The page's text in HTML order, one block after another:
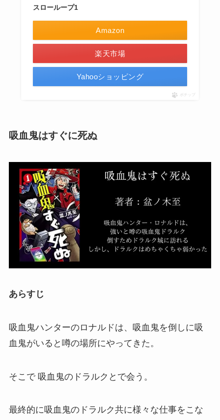
スローループ1
Amazon
楽天市場
Yahooショッピング
ポチップ
吸血鬼はすぐに死ぬ
あらすじ
吸血鬼ハンターのロナルドは、吸血鬼を倒しに吸
血鬼がいると噂の場所にやってきた。
そこで 吸血鬼のドラルクとで会う。
最終的に吸血鬼のドラルク共に様々な仕事をこな